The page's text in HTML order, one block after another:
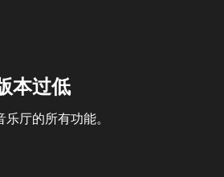
本过低
厅的所有功能。